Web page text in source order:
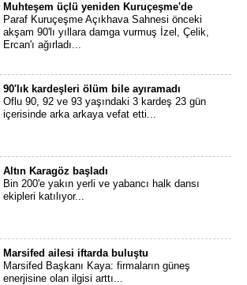
Muhteşem üçlü yeniden Kuruçeşme'de
Paraf Kuruçeşme Açıkhava Sahnesi önceki
akşam 90'lı yıllara damga vurmuş İzel, Çelik,
Ercan'ı ağırladı...
90'lık kardeşleri ölüm bile ayıramadı
Oflu 90, 92 ve 93 yaşındaki 3 kardeş 23 gün
içerisinde arka arkaya vefat etti...
Altın Karagöz başladı
Bin 200'e yakın yerli ve yabancı halk dansı
ekipleri katılıyor...
Marsifed ailesi iftarda buluştu
Marsifed Başkanı Kaya: firmaların güneş
enerjisine olan ilgisi arttı...